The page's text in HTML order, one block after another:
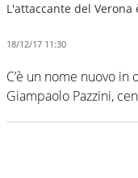
L'attaccante del
18/12/17 11:30
C’è un nome nuovo
Giampaolo Pazzini,